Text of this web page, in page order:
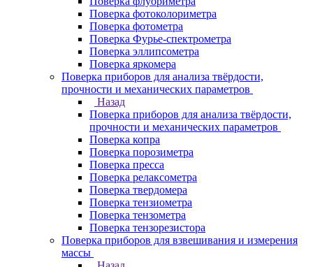
Поверка фотоколориметра
Поверка фотометра
Поверка Фурье-спектрометра
Поверка эллипсометра
Поверка яркомера
Поверка приборов для анализа твёрдости,
прочности и механических параметров
Назад
Поверка приборов для анализа твёрдости,
прочности и механических параметров
Поверка копра
Поверка порозиметра
Поверка пресса
Поверка релаксометра
Поверка твердомера
Поверка тензиометра
Поверка тензометра
Поверка тензорезистора
Поверка приборов для взвешивания и измерения
массы